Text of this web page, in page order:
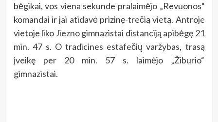
bėgikai, vos viena sekunde pralaimėjo „Revuonos“
komandai ir jai atidavė prizinę-trečią vietą. Antroje
vietoje liko Jiezno gimnazistai distanciją apibėgę 21
min. 47 s. O tradicines estafečių varžybas, trasą
įveikę per 20 min. 57 s. laimėjo „Žiburio“
gimnazistai.